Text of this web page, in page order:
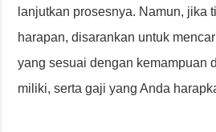
lanjutkan prosesnya. Namun, jika
harapan, disarankan untuk
yang sesuai dengan kemampuan
miliki, serta gaji yang Anda